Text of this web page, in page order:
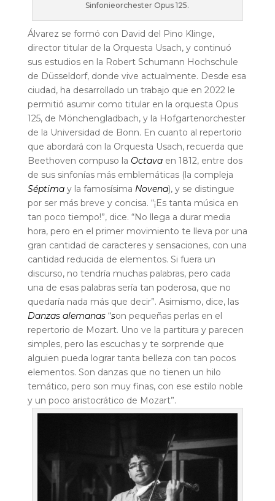
Sinfonieorchester Opus 125.
Álvarez se formó con David del Pino Klinge,
director titular de la Orquesta Usach, y continuó
sus estudios en la Robert Schumann Hochschule
de Düsseldorf, donde vive actualmente. Desde esa
ciudad, ha desarrollado un trabajo que en 2022 le
permitió asumir como titular en la orquesta Opus
125, de Mönchengladbach, y la Hofgartenorchester
de la Universidad de Bonn. En cuanto al repertorio
que abordará con la Orquesta Usach, recuerda que
Beethoven compuso la Octava en 1812, entre dos
de sus sinfonías más emblemáticas (la compleja
Séptimay la famosísima Novena), y se distingue
por ser más breve y concisa. “¡Es tanta música en
tan poco tiempo!”, dice. “No llega a durar media
hora, pero en el primer movimiento te lleva por una
gran cantidad de caracteres y sensaciones, con una
cantidad reducida de elementos. Si fuera un
discurso, no tendría muchas palabras, pero cada
una de esas palabras sería tan poderosa, que no
quedaría nada más que decir”. Asimismo, dice, las
Danzas alemanas“son pequeñas perlas en el
repertorio de Mozart. Uno ve la partitura y parecen
simples, pero las escuchas y te sorprende que
alguien pueda lograr tanta belleza con tan pocos
elementos. Son danzas que no tienen un hilo
temático, pero son muy finas, con ese estilo noble
y un poco aristocrático de Mozart”.